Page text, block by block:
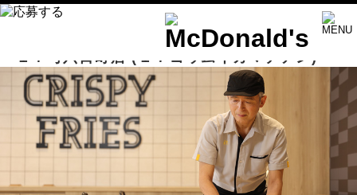
１７号六日町店 (１７ゴウムイカマチテン)